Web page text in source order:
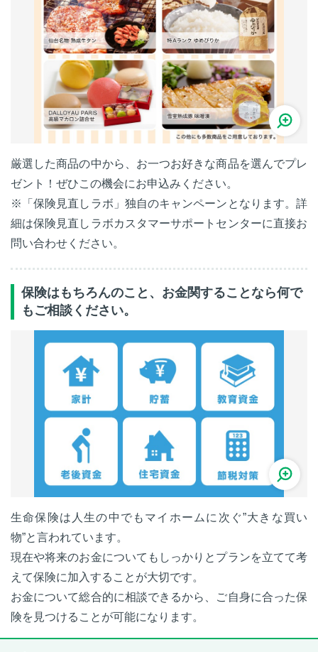
厳選した商品の中から、お一つお好きな商品を選んでプレ
ゼント！ぜひこの機会にお申込みください。
※「保険見直しラボ」独自のキャンペーンとなります。詳
細は保険見直しラボカスタマーサポートセンターに直接お
問い合わせください。
保険はもちろんのこと、お金関することなら何で
もご相談ください。
生命保険は人生の中でもマイホームに次ぐ”大きな買い
物”と言われています。
現在や将来のお金についてもしっかりとプランを立てて考
えて保険に加入することが大切です。
お金について総合的に相談できるから、ご自身に合った保
険を見つけることが可能になります。